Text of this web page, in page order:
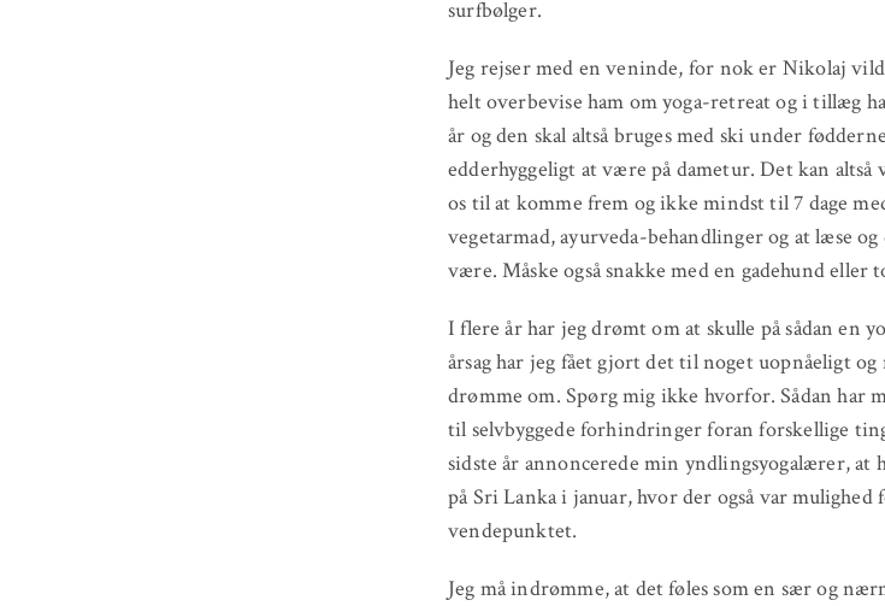
surfbølger.
Jeg rejser med en veninde, for nok er Nikolaj
helt overbevise ham om yoga-retreat og i tillæg
år og den skal altså bruges med ski under
edderhyggeligt at være på dametur. Det kan
os til at komme frem og ikke mindst til 7 dage
vegetarmad, ayurveda-behandlinger og at læse
være. Måske også snakke med en gadehund
I flere år har jeg drømt om at skulle på sådan en
årsag har jeg fået gjort det til noget uopnåeligt
drømme om. Spørg mig ikke hvorfor. Sådan har
til selvbyggede forhindringer foran forskellige
sidste år annoncerede min yndlingsyogalærer, at
på Sri Lanka i januar, hvor der også var mulighed
vendepunktet.
Jeg må indrømme, at det føles som en sær og